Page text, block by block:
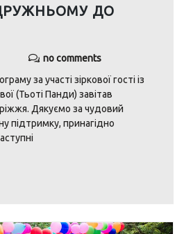
ДО
no comments
за участі зіркової гості із
(Тьоті Панди) завітав
Дякуємо за чудовий
підтримку, принагідно